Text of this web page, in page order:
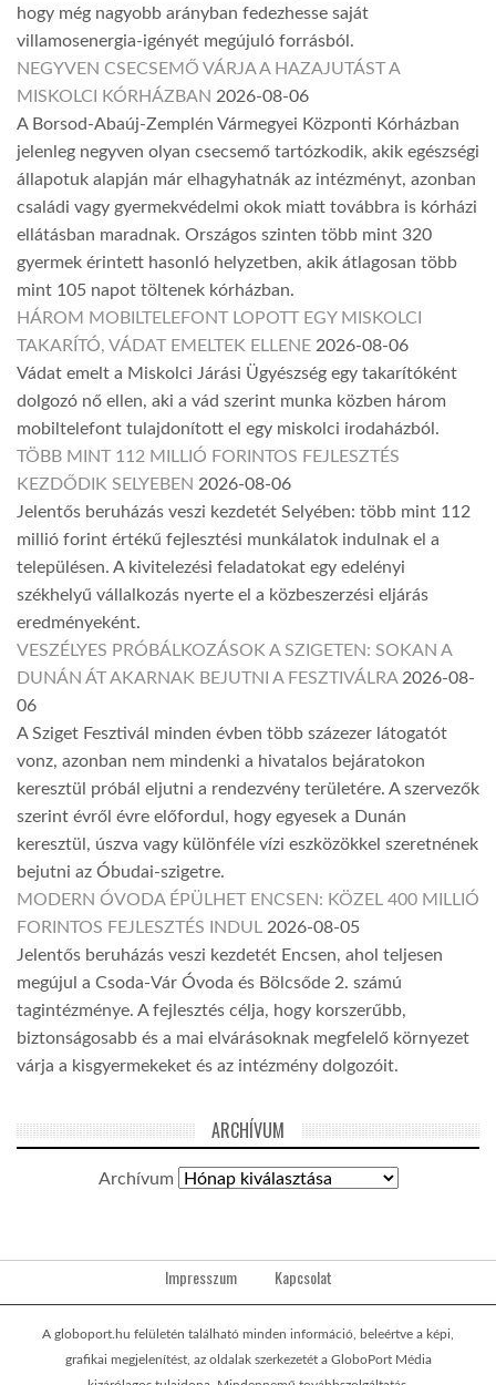
hogy még nagyobb arányban fedezhesse saját
villamosenergia-igényét megújuló forrásból.
NEGYVEN CSECSEMŐ VÁRJA A HAZAJUTÁST A
MISKOLCI KÓRHÁZBAN 2026-08-06
A Borsod-Abaúj-Zemplén Vármegyei Központi Kórházban
jelenleg negyven olyan csecsemő tartózkodik, akik egészségi
állapotuk alapján már elhagyhatnák az intézményt, azonban
családi vagy gyermekvédelmi okok miatt továbbra is kórházi
ellátásban maradnak. Országos szinten több mint 320
gyermek érintett hasonló helyzetben, akik átlagosan több
mint 105 napot töltenek kórházban.
HÁROM MOBILTELEFONT LOPOTT EGY MISKOLCI
TAKARÍTÓ, VÁDAT EMELTEK ELLENE 2026-08-06
Vádat emelt a Miskolci Járási Ügyészség egy takarítóként
dolgozó nő ellen, aki a vád szerint munka közben három
mobiltelefont tulajdonított el egy miskolci irodaházból.
TÖBB MINT 112 MILLIÓ FORINTOS FEJLESZTÉS
KEZDŐDIK SELYEBEN 2026-08-06
Jelentős beruházás veszi kezdetét Selyében: több mint 112
millió forint értékű fejlesztési munkálatok indulnak el a
településen. A kivitelezési feladatokat egy edelényi
székhelyű vállalkozás nyerte el a közbeszerzési eljárás
eredményeként.
VESZÉLYES PRÓBÁLKOZÁSOK A SZIGETEN: SOKAN A
DUNÁN ÁT AKARNAK BEJUTNI A FESZTIVÁLRA 2026-08-
06
A Sziget Fesztivál minden évben több százezer látogatót
vonz, azonban nem mindenki a hivatalos bejáratokon
keresztül próbál eljutni a rendezvény területére. A szervezők
szerint évről évre előfordul, hogy egyesek a Dunán
keresztül, úszva vagy különféle vízi eszközökkel szeretnének
bejutni az Óbudai-szigetre.
MODERN ÓVODA ÉPÜLHET ENCSEN: KÖZEL 400 MILLIÓ
FORINTOS FEJLESZTÉS INDUL 2026-08-05
Jelentős beruházás veszi kezdetét Encsen, ahol teljesen
megújul a Csoda-Vár Óvoda és Bölcsőde 2. számú
tagintézménye. A fejlesztés célja, hogy korszerűbb,
biztonságosabb és a mai elvárásoknak megfelelő környezet
várja a kisgyermekeket és az intézmény dolgozóit.
ARCHÍVUM
Archívum
Impresszum Kapcsolat
A globoport.hu felületén található minden információ, beleértve a képi,
grafikai megjelenítést, az oldalak szerkezetét a GloboPort Média